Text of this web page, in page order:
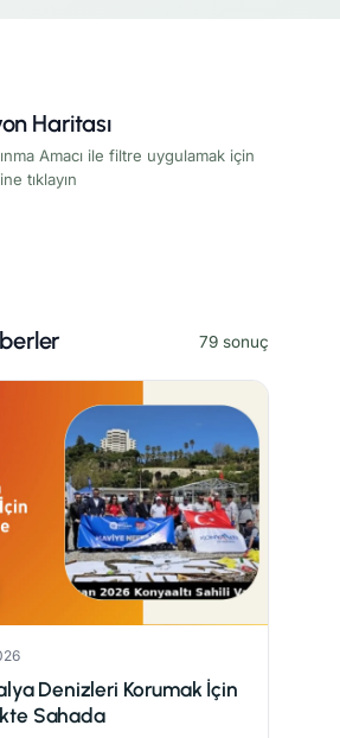
Haritası
Amacı ile filtre uygulamak için
tıklayın
79 sonuç
Denizleri Korumak İçin
Sahada